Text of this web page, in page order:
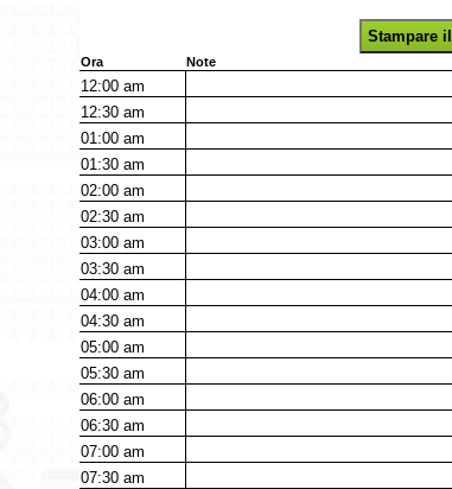
Stampare
Ora Note
12:00am
12:30am
01:00am
01:30am
02:00am
02:30am
03:00am
03:30am
04:00am
04:30am
05:00am
05:30am
06:00am
06:30am
07:00am
07:30am